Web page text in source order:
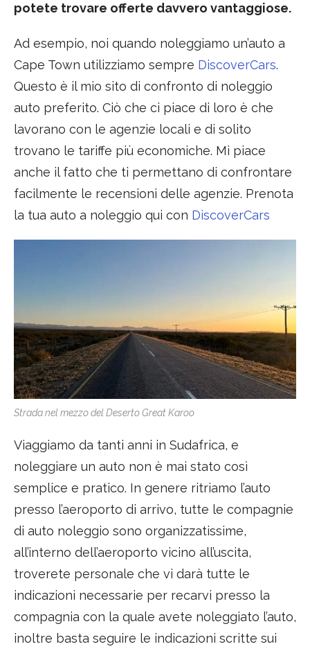
potete trovare offerte davvero vantaggiose.
Ad esempio, noi quando noleggiamo un’auto a
Cape Town utilizziamo sempre DiscoverCars.
Questo è il mio sito di confronto di noleggio
auto preferito. Ciò che ci piace di loro è che
lavorano con le agenzie locali e di solito
trovano le tariffe più economiche. Mi piace
anche il fatto che ti permettano di confrontare
facilmente le recensioni delle agenzie. Prenota
la tua auto a noleggio qui con DiscoverCars
Strada nel mezzo del Deserto Great Karoo
Viaggiamo da tanti anni in Sudafrica, e
noleggiare un auto non è mai stato così
semplice e pratico. In genere ritriamo l’auto
presso l’aeroporto di arrivo, tutte le compagnie
di auto noleggio sono organizzatissime,
all’interno dell’aeroporto vicino all’uscita,
troverete personale che vi darà tutte le
indicazioni necessarie per recarvi presso la
compagnia con la quale avete noleggiato l’auto,
inoltre basta seguire le indicazioni scritte sui